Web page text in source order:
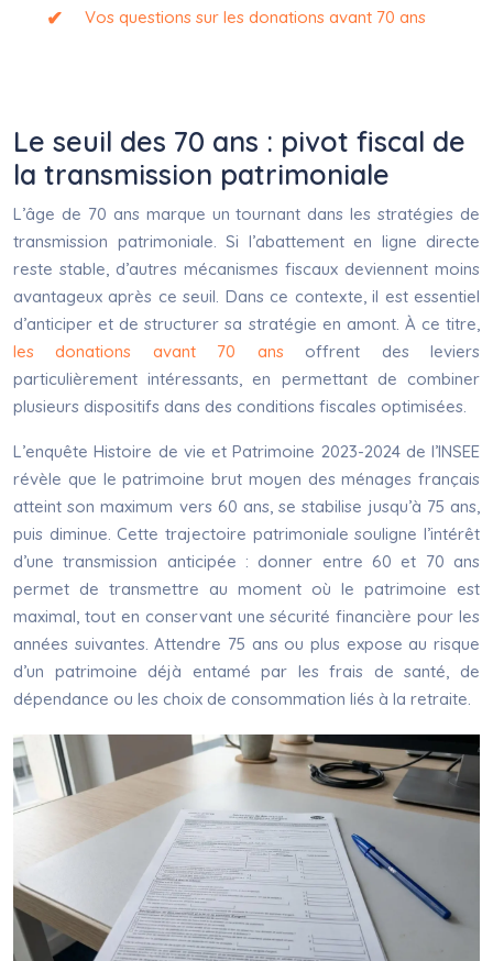
Vos questions sur les donations avant 70 ans
Le seuil des 70 ans : pivot fiscal de
la transmission patrimoniale
L’âge de 70 ans marque un tournant dans les stratégies de
transmission patrimoniale. Si l’abattement en ligne directe
reste stable, d’autres mécanismes fiscaux deviennent moins
avantageux après ce seuil. Dans ce contexte, il est essentiel
d’anticiper et de structurer sa stratégie en amont. À ce titre,
les donations avant 70 ansoffrent des leviers
particulièrement intéressants, en permettant de combiner
plusieurs dispositifs dans des conditions fiscales optimisées.
L’enquête Histoire de vie et Patrimoine 2023-2024 de l’INSEE
révèle que le patrimoine brut moyen des ménages français
atteint son maximum vers 60 ans, se stabilise jusqu’à 75 ans,
puis diminue. Cette trajectoire patrimoniale souligne l’intérêt
d’une transmission anticipée : donner entre 60 et 70 ans
permet de transmettre au moment où le patrimoine est
maximal, tout en conservant une sécurité financière pour les
années suivantes. Attendre 75 ans ou plus expose au risque
d’un patrimoine déjà entamé par les frais de santé, de
dépendance ou les choix de consommation liés à la retraite.